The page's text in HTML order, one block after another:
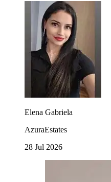
Elena Gabriela
AzuraEstates
28 Jul 2026